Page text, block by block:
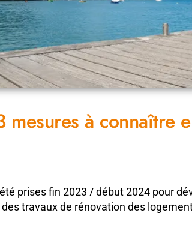
mesures à connaître
prises fin 2023 / début 2024 pour
travaux de rénovation des